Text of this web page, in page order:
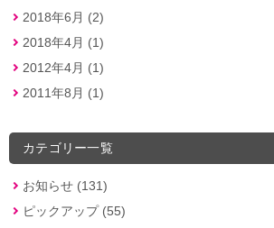
2018年6月 (2)
2018年4月 (1)
2012年4月 (1)
2011年8月 (1)
カテゴリー一覧
お知らせ (131)
ピックアップ (55)